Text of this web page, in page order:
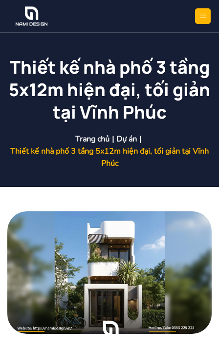
Thiết kế nhà phố 3 tầng
5x12m hiện đại, tối giản
tại Vĩnh Phúc
Trang chủ | Dự án |
Thiết kế nhà phố 3 tầng 5x12m hiện đại, tối giản tại Vĩnh
Phúc